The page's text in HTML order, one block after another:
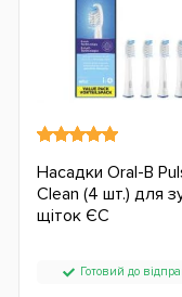
Насадки Oral-B
Clean (4 шт.) для
щіток ЄС
Готовий до